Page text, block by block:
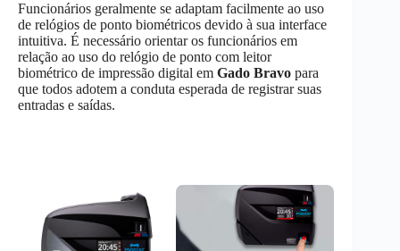
Funcionários geralmente se adaptam facilmente ao uso
de relógios de ponto biométricos devido à sua interface
intuitiva. É necessário orientar os funcionários em
relação ao uso do relógio de ponto com leitor
biométrico de impressão digital em Gado Bravo para
que todos adotem a conduta esperada de registrar suas
entradas e saídas.